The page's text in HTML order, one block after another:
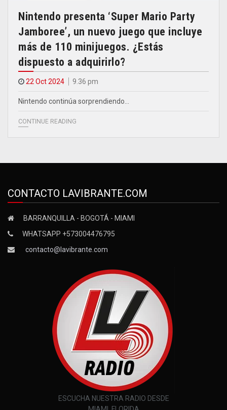
Nintendo presenta ‘Super Mario Party
Jamboree’, un nuevo juego que incluye
más de 110 minijuegos. ¿Estás
dispuesto a adquirirlo?
22 Oct 2024 9.36 pm
Nintendo continúa sorprendiendo…
CONTINUE READING
CONTACTO LAVIBRANTE.COM
BARRANQUILLA - BOGOTÁ - MIAMI
WHATSAPP +573004476795
contacto@lavibrante.com
ESCUCHA NUESTRA RADIO DESDE